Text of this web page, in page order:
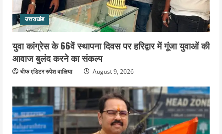
उत्तराखंड
युवा कांग्रेस के 66वें स्थापना दिवस पर हरिद्वार में गूंजा युवाओं की
आवाज बुलंद करने का संकल्प
चीफ एडिटर रुपेश वालिया August 9, 2026